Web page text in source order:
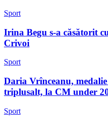
Sport
Irina Begu s-a căsătorit
Crivoi
Sport
Daria Vrînceanu,
triplusalt, la CM under
Sport